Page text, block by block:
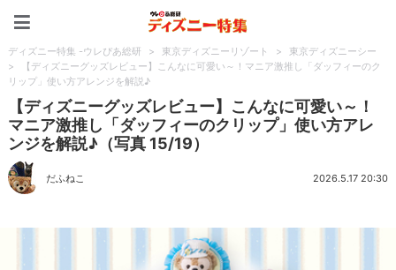
ディズニー特集 -ウレぴあ総研 > 東京ディズニーリゾート >
東京ディズニーシー
>
【ディズニーグッズレビュー】こんなに可愛い～！マニア激推し「ダッフィーのク
リップ」使い方アレンジを解説♪
【ディズニーグッズレビュー】こんなに可愛い～！
マニア激推し「ダッフィーのクリップ」使い方アレ
ンジを解説♪（写真 15/19）
だふねこ 2026.5.17 20:30